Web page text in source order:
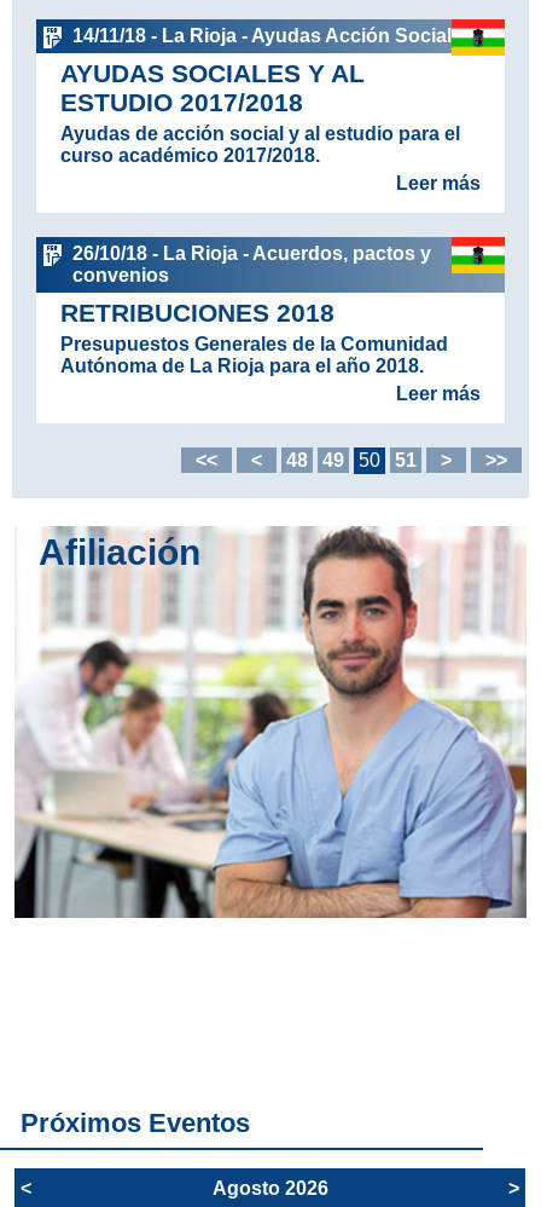
14/11/18 - La Rioja - Ayudas Acción Social
AYUDAS SOCIALES Y AL
ESTUDIO 2017/2018
Ayudas de acción social y al estudio para el
curso académico 2017/2018.
Leer más
26/10/18 - La Rioja - Acuerdos, pactos y
convenios
RETRIBUCIONES 2018
Presupuestos Generales de la Comunidad
Autónoma de La Rioja para el año 2018.
Leer más
<< < 48 49 50 51 > >>
Afiliación
Próximos Eventos
< Agosto 2026 >